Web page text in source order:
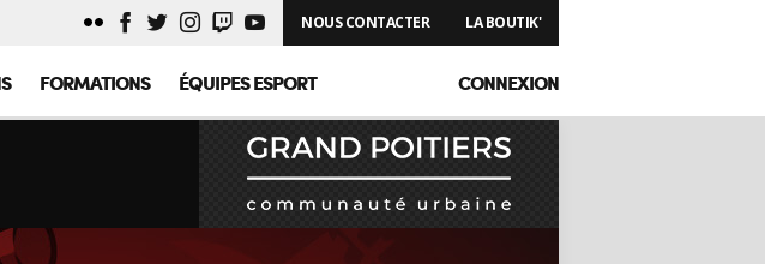
LA BOUTIK'
NOUS CONTACTER
FORMATIONS ÉQUIPES ESPORT CONNEXION